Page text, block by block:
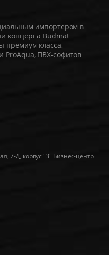
импортером в
концерна Budmat
премиум класса,
ProAqua, ПВХ-софитов
7-Д, корпус "З" Бизнес-центр